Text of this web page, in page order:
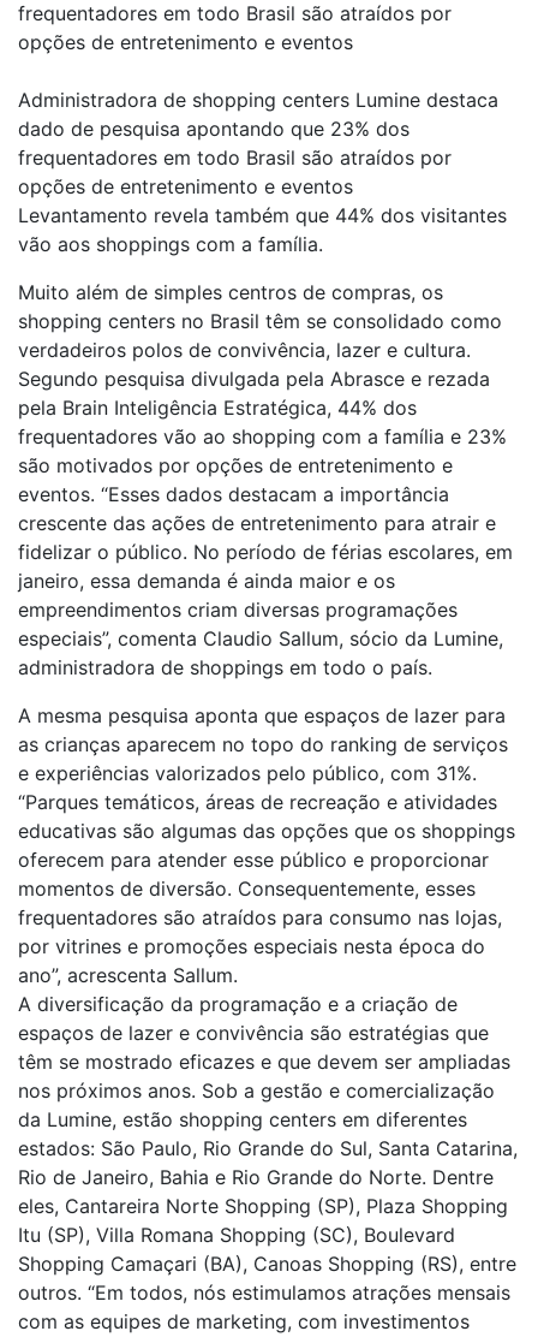
frequentadores em todo Brasil são atraídos por
opções de entretenimento e eventos
Administradora de shopping centers Lumine destaca
dado de pesquisa apontando que 23% dos
frequentadores em todo Brasil são atraídos por
opções de entretenimento e eventos
Levantamento revela também que 44% dos visitantes
vão aos shoppings com a família.
Muito além de simples centros de compras, os
shopping centers no Brasil têm se consolidado como
verdadeiros polos de convivência, lazer e cultura.
Segundo pesquisa divulgada pela Abrasce e rezada
pela Brain Inteligência Estratégica, 44% dos
frequentadores vão ao shopping com a família e 23%
são motivados por opções de entretenimento e
eventos. “Esses dados destacam a importância
crescente das ações de entretenimento para atrair e
fidelizar o público. No período de férias escolares, em
janeiro, essa demanda é ainda maior e os
empreendimentos criam diversas programações
especiais”, comenta Claudio Sallum, sócio da Lumine,
administradora de shoppings em todo o país.
A mesma pesquisa aponta que espaços de lazer para
as crianças aparecem no topo do ranking de serviços
e experiências valorizados pelo público, com 31%.
“Parques temáticos, áreas de recreação e atividades
educativas são algumas das opções que os shoppings
oferecem para atender esse público e proporcionar
momentos de diversão. Consequentemente, esses
frequentadores são atraídos para consumo nas lojas,
por vitrines e promoções especiais nesta época do
ano”, acrescenta Sallum.
A diversificação da programação e a criação de
espaços de lazer e convivência são estratégias que
têm se mostrado eficazes e que devem ser ampliadas
nos próximos anos. Sob a gestão e comercialização
da Lumine, estão shopping centers em diferentes
estados: São Paulo, Rio Grande do Sul, Santa Catarina,
Rio de Janeiro, Bahia e Rio Grande do Norte. Dentre
eles, Cantareira Norte Shopping (SP), Plaza Shopping
Itu (SP), Villa Romana Shopping (SC), Boulevard
Shopping Camaçari (BA), Canoas Shopping (RS), entre
outros. “Em todos, nós estimulamos atrações mensais
com as equipes de marketing, com investimentos